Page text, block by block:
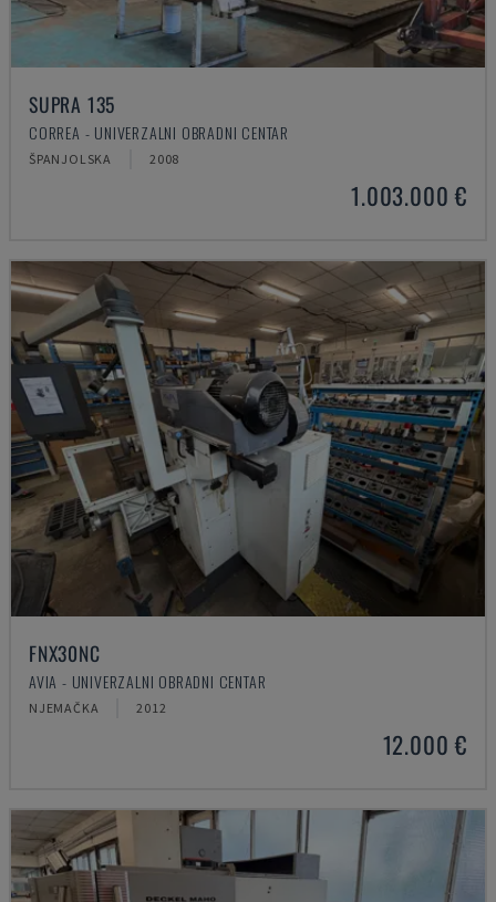
SUPRA 135
CORREA - UNIVERZALNI OBRADNI CENTAR
ŠPANJOLSKA 2008
1.003.000 €
FNX30NC
AVIA - UNIVERZALNI OBRADNI CENTAR
NJEMAČKA 2012
12.000 €